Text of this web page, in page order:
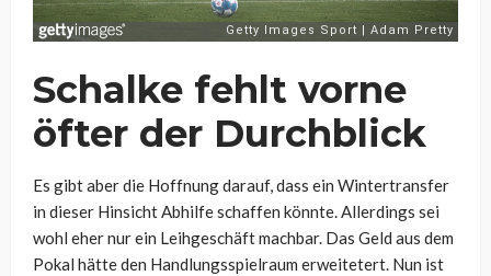
Schalke fehlt vorne
öfter der Durchblick
Es gibt aber die Hoffnung darauf, dass ein Wintertransfer
in dieser Hinsicht Abhilfe schaffen könnte. Allerdings sei
wohl eher nur ein Leihgeschäft machbar. Das Geld aus dem
Pokal hätte den Handlungsspielraum erweitetert. Nun ist